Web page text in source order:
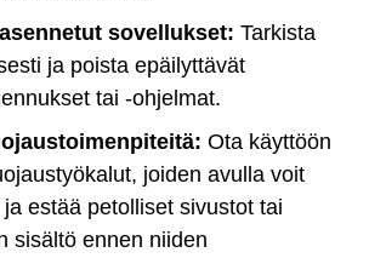
sovellukset: Tarkista
ja poista epäilyttävät
tai -ohjelmat.
Ota käyttöön
joiden avulla voit
estää petolliset sivustot tai
sisältö ennen niiden